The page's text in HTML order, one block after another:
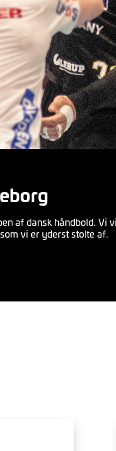
af dansk håndbold. Vi
vi er yderst stolte af.